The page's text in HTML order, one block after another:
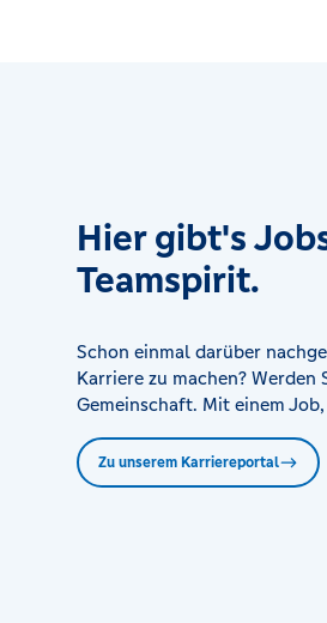
Volksbank Haltern am See -
Schalweg 9, 45721
Am Holtkebach 1, 48720
Volksbank Lüdinghausen
Wilhelmstraße 6, 59348
Hier gibt's
Teamspirit.
Schon einmal darüber
Karriere zu machen? Werden
Gemeinschaft. Mit einem
Zu unserem Karriereportal